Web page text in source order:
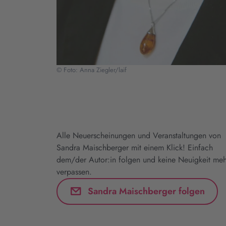
© Foto: Anna Ziegler/laif
Alle Neuerscheinungen und Veranstaltungen von
Sandra Maischberger mit einem Klick! Einfach
dem/der Autor:in folgen und keine Neuigkeit
verpassen.
Sandra Maischberger folgen